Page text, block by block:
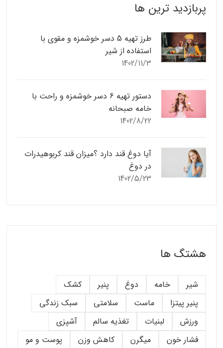
پربازدید ترین ها
طرز تهیه 5 دسر خوشمزه و مقوی با
استفاده از شیر
1402/11/3
دستور تهیه 6 دسر خوشمزه و راحت با
خامه صبحانه
1402/8/22
آیا دوغ قند دارد ؟میزان قند کربوهیدرات
در دوغ
1402/5/23
هشتگ ها
شیر خامه دوغ پنیر
کشک
پنیر پیتزا
ماست سلامتی
سبک زندگی
ورزش
لبنیات تغذیه سالم
آشپزی
فشار خون
میگرن کاهش وزن
پوست و مو